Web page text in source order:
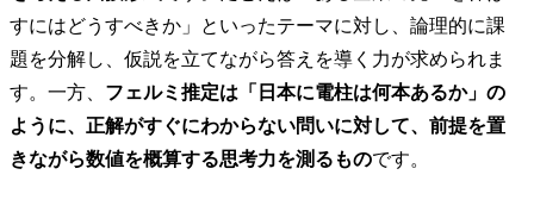
すにはどうすべきか」といったテーマに対し、論理的に課
題を分解し、仮説を立てながら答えを導く力が求められま
す。一方、 フェルミ推定は「日本に電柱は何本あるか」の
ように、正解がすぐにわからない問いに対して、前提を置
きながら数値を概算する思考力を測るものです。